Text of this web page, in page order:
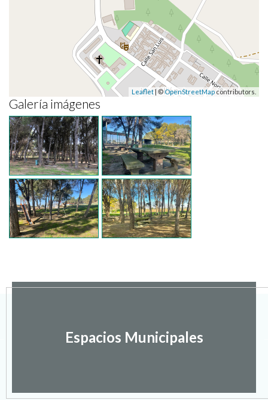
Leaflet| © OpenStreetMap contributors.
Galería imágenes
Espacios Municipales